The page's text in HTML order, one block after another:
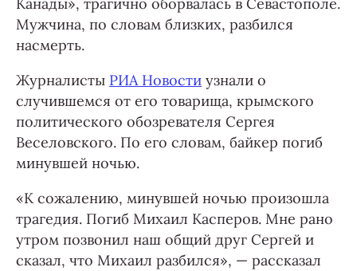
Канады», трагично оборвалась в Севастополе.
Мужчина, по словам близких, разбился
насмерть.
Журналисты РИА Новости узнали о
случившемся от его товарища, крымского
политического обозревателя Сергея
Веселовского. По его словам, байкер погиб
минувшей ночью.
«К сожалению, минувшей ночью произошла
трагедия. Погиб Михаил Касперов. Мне рано
утром позвонил наш общий друг Сергей и
сказал, что Михаил разбился», — рассказал